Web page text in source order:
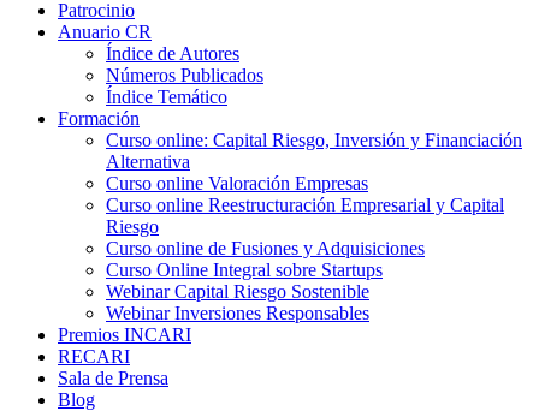
Patrocinio
Anuario CR
Índice de Autores
Números Publicados
Índice Temático
Formación
Curso online: Capital Riesgo, Inversión y Financiación
Alternativa
Curso online Valoración Empresas
Curso online Reestructuración Empresarial y Capital
Riesgo
Curso online de Fusiones y Adquisiciones
Curso Online Integral sobre Startups
Webinar Capital Riesgo Sostenible
Webinar Inversiones Responsables
Premios INCARI
RECARI
Sala de Prensa
Blog